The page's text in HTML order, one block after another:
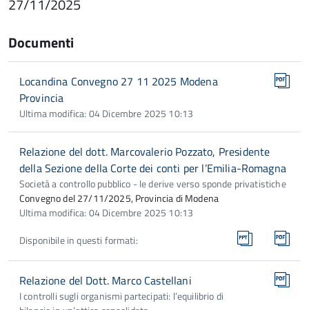
27/11/2025
Documenti
Locandina Convegno 27 11 2025 Modena
Provincia
Ultima modifica: 04 Dicembre 2025 10:13
Relazione del dott. Marcovalerio Pozzato, Presidente
della Sezione della Corte dei conti per l’Emilia-Romagna
Società a controllo pubblico - le derive verso sponde privatistiche
Convegno del 27/11/2025, Provincia di Modena
Ultima modifica: 04 Dicembre 2025 10:13
Disponibile in questi formati:
Relazione del Dott. Marco Castellani
I controlli sugli organismi partecipati: l’equilibrio di